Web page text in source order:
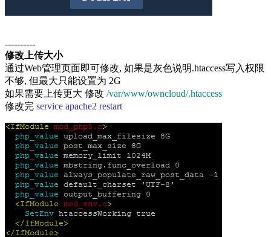
----------
修改上传大小
通过Web管理页面即可修改, 如果是灰色说明.htaccess写入权限
不够, 但最大只能设置为 2G
如果需要上传更大 修改 /var/www/owncloud/.htaccess
修改完 service apache2 restart